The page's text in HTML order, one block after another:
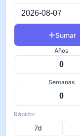
Sumar
Años
Semanas
Rápido:
7d